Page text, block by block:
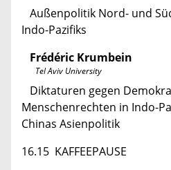
Außenpolitik Nord- und
Indo-Pazifiks
Frédéric Krumbein
Tel Aviv University
Diktaturen gegen
Menschenrechten in Indo-
­Chinas Asienpolitik
16.15 KAFFEEPAUSE